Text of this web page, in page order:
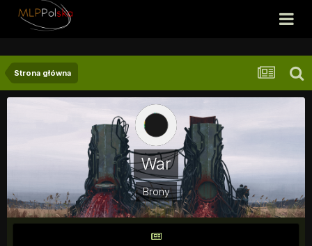
Strona główna
War
Brony